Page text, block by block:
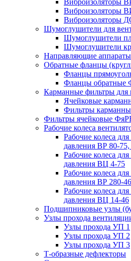
Виброизоляторы
Виброизоляторы
Виброизоляторы
Шумоглушители для
Шумоглушители
Шумоглушители
Направляющие аппараты
Обратные фланцы
Фланцы
Фланцы обратные
Карманные фильтры для
Ячейковые
Фильтры
Фильтры ячейковые
Рабочие колеса
Рабочие колеса
давления ВР 80-
Рабочие колеса
давления ВЦ 4-75
Рабочие колеса
давления ВР 280-46
Рабочие колеса
давления ВЦ 14-46
Подшипниковые узлы
Узлы прохода
Узлы прохода УП 1
Узлы прохода УП 2
Узлы прохода УП 3
Т-образные дефлекторы